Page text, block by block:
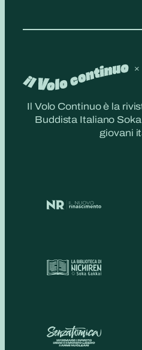
Il Volo Continuo è la
Buddista Italiano
giovani